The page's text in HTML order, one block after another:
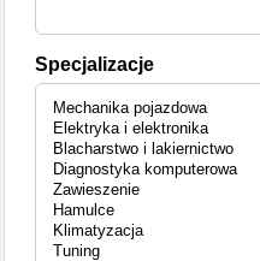
Specjalizacje